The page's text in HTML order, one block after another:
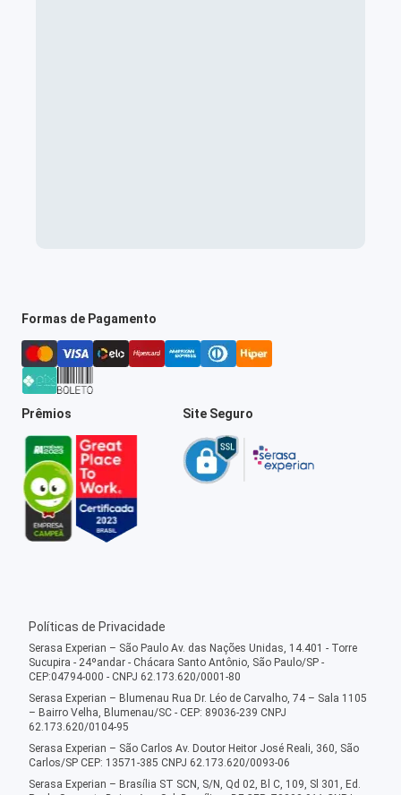
Formas de Pagamento
Prêmios Site Seguro
Políticas de Privacidade
Serasa Experian – São Paulo Av. das Nações Unidas, 14.401 - Torre
Sucupira - 24ºandar - Chácara Santo Antônio, São Paulo/SP -
CEP:04794-000 - CNPJ 62.173.620/0001-80
Serasa Experian – Blumenau Rua Dr. Léo de Carvalho, 74 – Sala 1105
– Bairro Velha, Blumenau/SC - CEP: 89036-239 CNPJ
62.173.620/0104-95
Serasa Experian – São Carlos Av. Doutor Heitor José Reali, 360, São
Carlos/SP CEP: 13571-385 CNPJ 62.173.620/0093-06
Serasa Experian – Brasília ST SCN, S/N, Qd 02, Bl C, 109, Sl 301, Ed.